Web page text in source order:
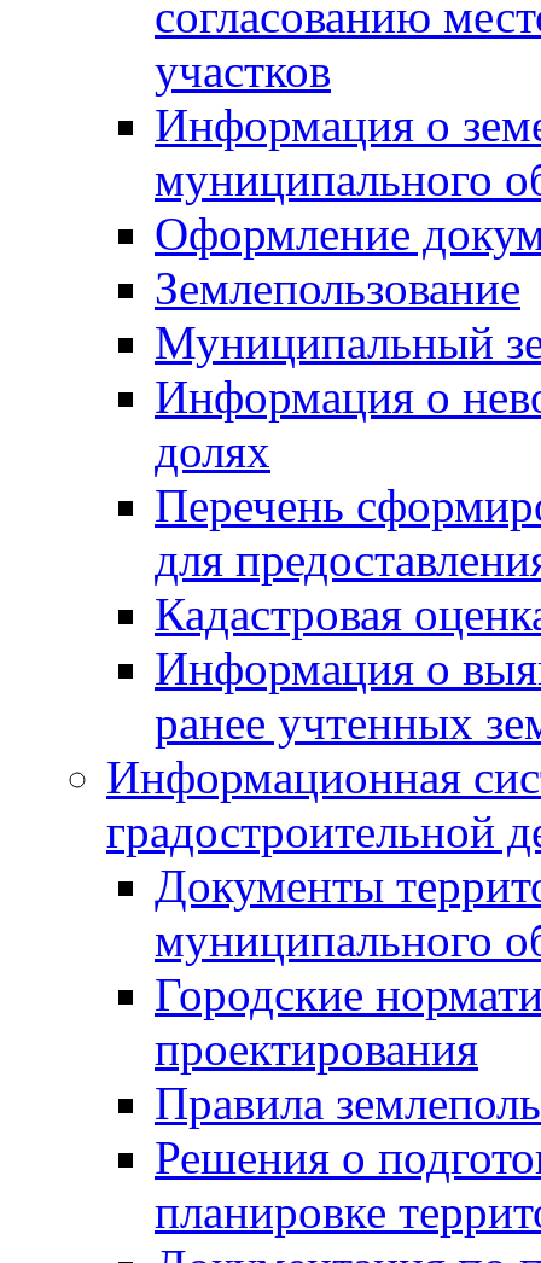
согласованию
участков
Информация о
муниципального
Оформление
Землепользование
Муниципальный
Информация о
долях
Перечень
для
Кадастровая
Информация о
ранее учтенных
Информационная
градостроительной
Документы
муниципального
Городские
проектирования
Правила
Решения о
планировке